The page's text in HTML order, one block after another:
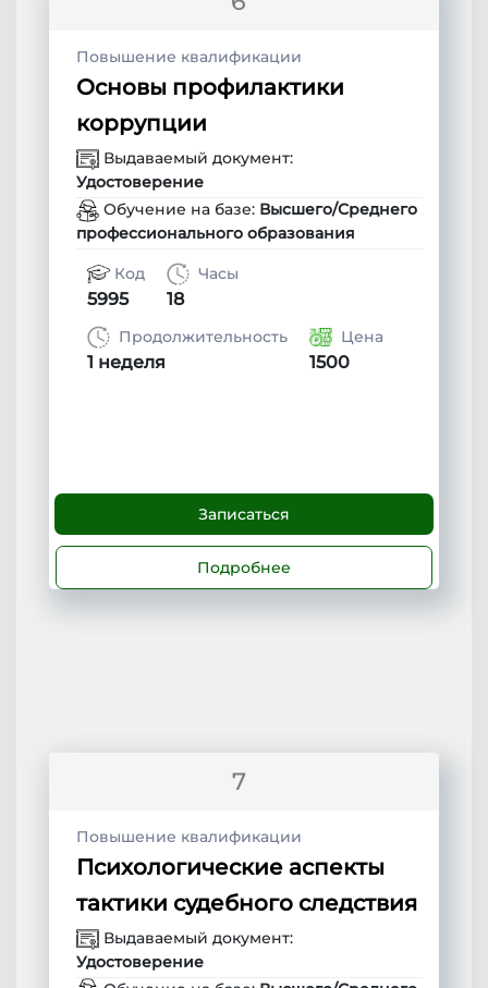
Повышение квалификации
Основы профилактики
коррупции
Выдаваемый документ:
Удостоверение
Обучение на базе: Высшего/Среднего
профессионального образования
Код
5995
Часы
18
Продолжительность
1 неделя
Цена
1500
Записаться
Подробнее
7
Повышение квалификации
Психологические аспекты
тактики судебного следствия
Выдаваемый документ:
Удостоверение